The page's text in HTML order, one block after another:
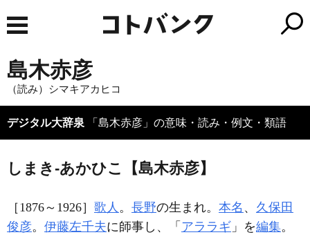
島木赤彦
（読み）シマキアカヒコ
デジタル大辞泉 「島木赤彦」の意味・読み・例文・類語
しまき‐あかひこ【島木赤彦】
［1876～1926］ 歌人 。 長野の生まれ。 本名 、 久保田
俊彦。 伊藤左千夫に師事し、「 アララギ 」を編集。